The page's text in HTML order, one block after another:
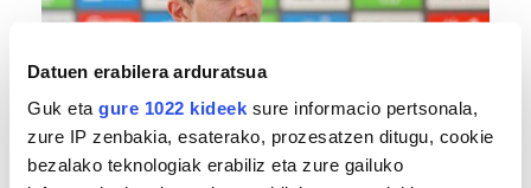
Datuen erabilera arduratsua
Guk eta gure 1022 kideek sure informacio pertsonala,
zure IP zenbakia, esaterako, prozesatzen ditugu, cookie
bezalako teknologiak erabiliz eta zure gailuko
TXIRRINDULARITZA